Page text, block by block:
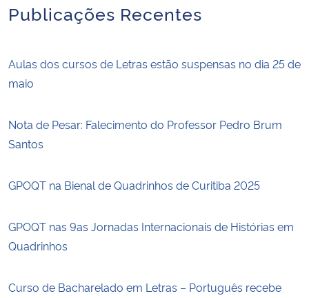
Publicações Recentes
Aulas dos cursos de Letras estão suspensas no dia 25 de
maio
Nota de Pesar: Falecimento do Professor Pedro Brum
Santos
GPOQT na Bienal de Quadrinhos de Curitiba 2025
GPOQT nas 9as Jornadas Internacionais de Histórias em
Quadrinhos
Curso de Bacharelado em Letras – Português recebe